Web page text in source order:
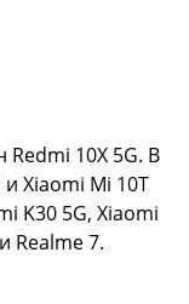
10X 5G. В
Xiaomi Mi 10T
K30 5G, Xiaomi
Realme 7.